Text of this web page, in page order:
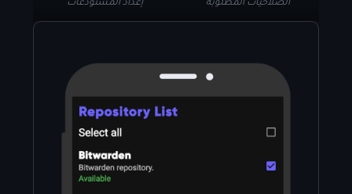
الصلاحيات المطلوبة إعداد المستودعات